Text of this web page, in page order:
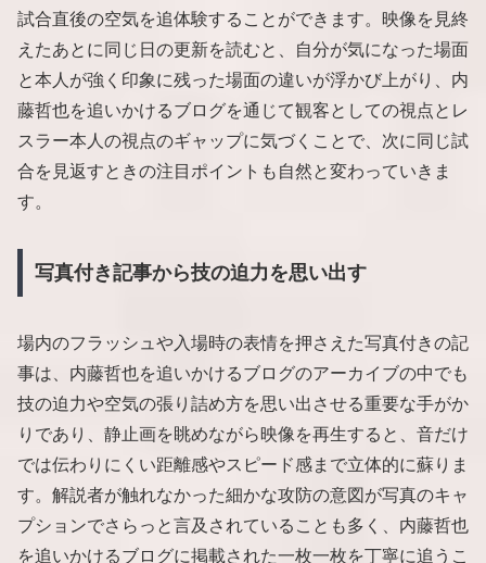
試合直後の空気を追体験することができます。映像を見終
えたあとに同じ日の更新を読むと、自分が気になった場面
と本人が強く印象に残った場面の違いが浮かび上がり、内
藤哲也を追いかけるブログを通じて観客としての視点とレ
スラー本人の視点のギャップに気づくことで、次に同じ試
合を見返すときの注目ポイントも自然と変わっていきま
す。
写真付き記事から技の迫力を思い出す
場内のフラッシュや入場時の表情を押さえた写真付きの記
事は、内藤哲也を追いかけるブログのアーカイブの中でも
技の迫力や空気の張り詰め方を思い出させる重要な手がか
りであり、静止画を眺めながら映像を再生すると、音だけ
では伝わりにくい距離感やスピード感まで立体的に蘇りま
す。解説者が触れなかった細かな攻防の意図が写真のキャ
プションでさらっと言及されていることも多く、内藤哲也
を追いかけるブログに掲載された一枚一枚を丁寧に追うこ